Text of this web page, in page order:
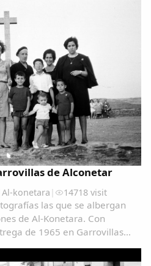
de Alconetar
Al-konetara | 14718 visit
las que se albergan
de Al-Konetara. Con
de 1965 en Garrovillas
1978, quiero hacer memoria
las distintas...